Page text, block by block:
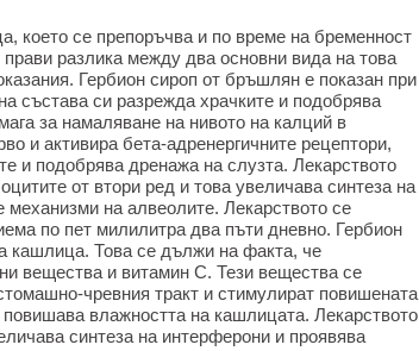
което се препоръчва и по време на бременност
разлика между два основни вида на това
Гербион сироп от бръшлян е показан при
състава си разрежда храчките и подобрява
за намаляване на нивото на калций в
и активира бета-адренергичните рецептори,
и подобрява дренажа на слузта. Лекарството
от втори ред и това увеличава синтеза на
на алвеолите. Лекарството се
по пет милилитра два пъти дневно. Гербион
кашлица. Това се дължи на факта, че
вещества и витамин С. Тези вещества се
чревния тракт и стимулират повишената
влажността на кашлицата. Лекарството
синтеза на интерферони и проявява